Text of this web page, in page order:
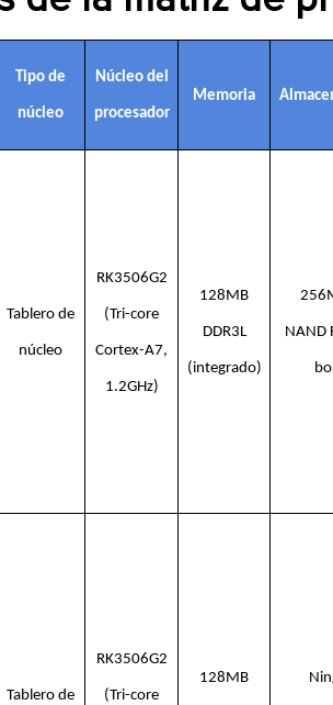
Tipo de
núcleo
Núcleo del
procesador
Memoria
Tablero de
núcleo
RK3506G2
(Tri-core
Cortex-A7,
1.2GHz)
128MB
DDR3L
(integrado)
NAND
Tablero de
RK3506G2
(Tri-core
128MB